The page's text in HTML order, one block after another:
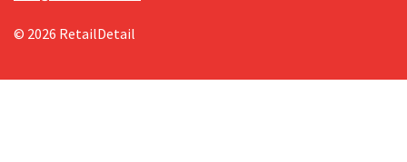
© 2026 RetailDetail